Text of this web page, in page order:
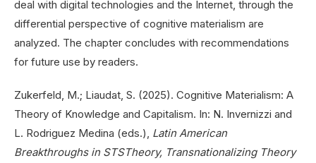
deal with digital technologies and the Internet, through the
differential perspective of cognitive materialism are
analyzed. The chapter concludes with recommendations
for future use by readers.
Zukerfeld, M.; Liaudat, S. (2025). Cognitive Materialism: A
Theory of Knowledge and Capitalism. In: N. Invernizzi and
L. Rodriguez Medina (eds.), Latin American
Breakthroughs in STSTheory, Transnationalizing Theory